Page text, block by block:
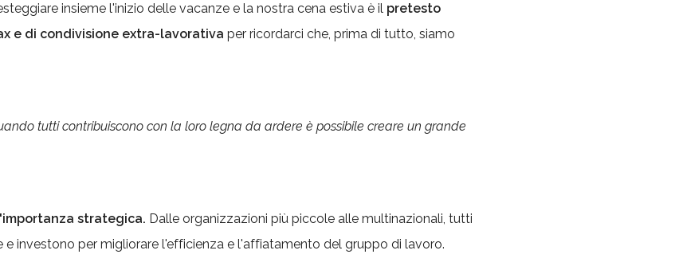
insieme l'inizio delle vacanze e la nostra cena estiva è il pretesto
e di condivisione extra-lavorativa per ricordarci che, prima di tutto, siamo
tutti contribuiscono con la loro legna da ardere è possibile creare un grande
strategica. Dalle organizzazioni più piccole alle multinazionali, tutti
investono per migliorare l'efficienza e l'affiatamento del gruppo di lavoro.